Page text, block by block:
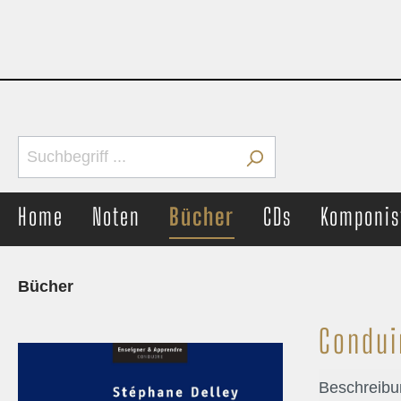
Home Noten Bücher CDs
Brass Band
Unterhaltung
Bücher